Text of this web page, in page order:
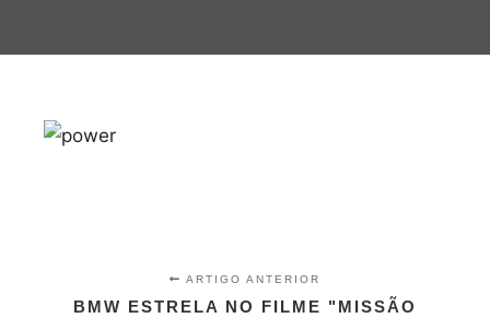
ARTIGO ANTERIOR
BMW ESTRELA NO FILME "MISSÃO